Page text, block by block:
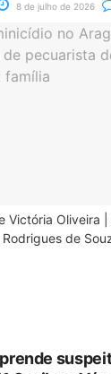
8 de julho de 2026
Victória Oliveira
de